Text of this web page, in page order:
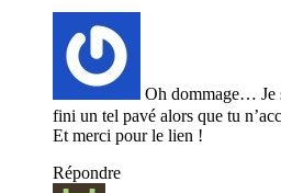
Oh dommage… Je
fini un tel pavé alors que tu
Et merci pour le lien !
Répondre